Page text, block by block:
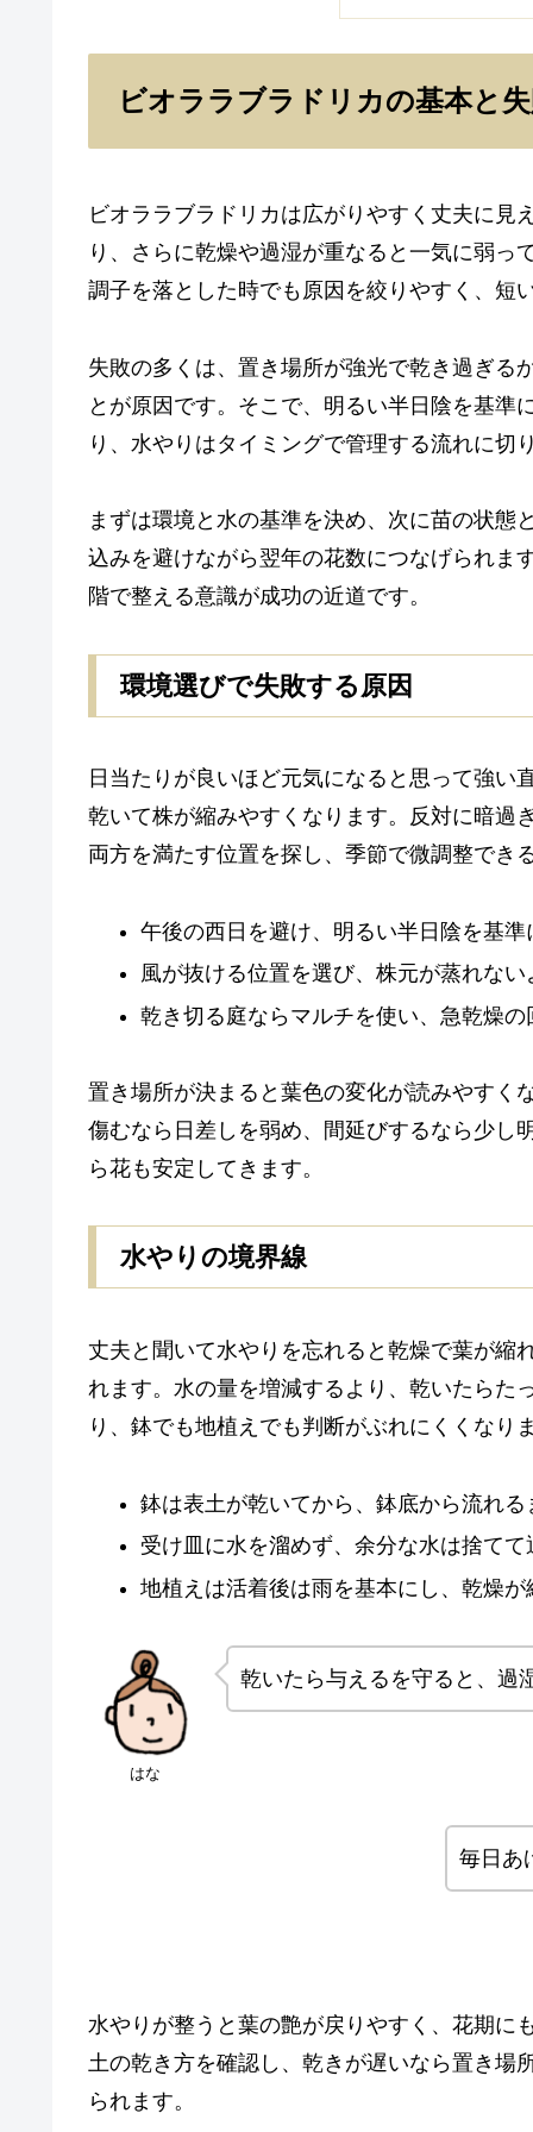
ビオララブラドリカの基本と
ビオララブラドリカは広がりやすく丈夫に見
り、さらに乾燥や過湿が重なると一気に弱
調子を落とした時でも原因を絞りやすく、短
失敗の多くは、置き場所が強光で乾き過ぎる
とが原因です。そこで、明るい半日陰を基準
り、水やりはタイミングで管理する流れに切
まずは環境と水の基準を決め、次に苗の状態
込みを避けながら翌年の花数につなげられま
階で整える意識が成功の近道です。
環境選びで失敗する原因
日当たりが良いほど元気になると思って強
乾いて株が縮みやすくなります。反対に暗過
両方を満たす位置を探し、季節で微調整でき
午後の西日を避け、明るい半日陰を基
風が抜ける位置を選び、株元が蒸れな
乾き切る庭ならマルチを使い、急乾燥の
置き場所が決まると葉色の変化が読みやすく
傷むなら日差しを弱め、間延びするなら少し
ら花も安定してきます。
水やりの境界線
丈夫と聞いて水やりを忘れると乾燥で葉が縮
れます。水の量を増減するより、乾いたらた
り、鉢でも地植えでも判断がぶれにくくなり
鉢は表土が乾いてから、鉢底から流れ
受け皿に水を溜めず、余分な水は捨てて
地植えは活着後は雨を基本にし、乾燥が
はな
乾いたら与えるを守ると、過
毎日あ
水やりが整うと葉の艶が戻りやすく、花期に
土の乾き方を確認し、乾きが遅いなら置き場
られます。